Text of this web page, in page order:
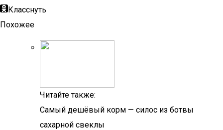
Класснуть
Похожее
Читайте также:
Самый дешёвый корм — силос из ботвы
сахарной свеклы